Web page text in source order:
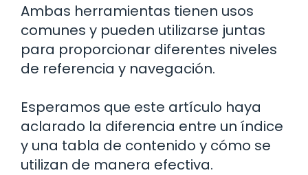
Ambas herramientas tienen usos
comunes y pueden utilizarse juntas
para proporcionar diferentes niveles
de referencia y navegación.
Esperamos que este artículo haya
aclarado la diferencia entre un índice
y una tabla de contenido y cómo se
utilizan de manera efectiva.